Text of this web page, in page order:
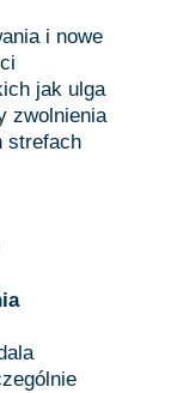
i nowe
jak ulga
zwolnienia
strefach